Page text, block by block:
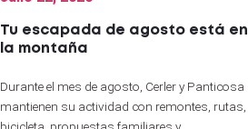
Tu escapada de agosto está en
la montaña
Durante el mes de agosto, Cerler y Panticosa
mantienen su actividad con remontes, rutas,
bicicleta, propuestas familiares y